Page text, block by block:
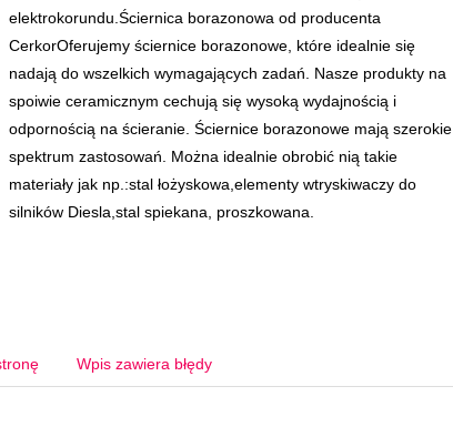
elektrokorundu.Ściernica borazonowa od producenta
CerkorOferujemy ściernice borazonowe, które idealnie się
nadają do wszelkich wymagających zadań. Nasze produkty na
spoiwie ceramicznym cechują się wysoką wydajnością i
odpornością na ścieranie. Ściernice borazonowe mają szerokie
spektrum zastosowań. Można idealnie obrobić nią takie
materiały jak np.:stal łożyskowa,elementy wtryskiwaczy do
silników Diesla,stal spiekana, proszkowana.
Wpis zawiera błędy